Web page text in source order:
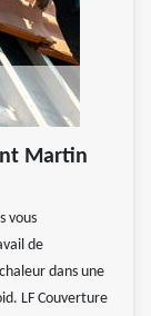
Martin
vous
de
dans une
LF Couverture